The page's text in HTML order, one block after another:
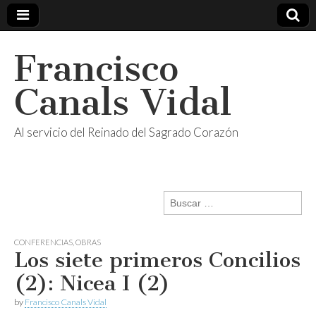
Francisco
Canals Vidal
Al servicio del Reinado del Sagrado Corazón
Buscar:
CONFERENCIAS OBRAS
Los siete primeros Concilios
(2): Nicea I (2)
by Francisco Canals Vidal